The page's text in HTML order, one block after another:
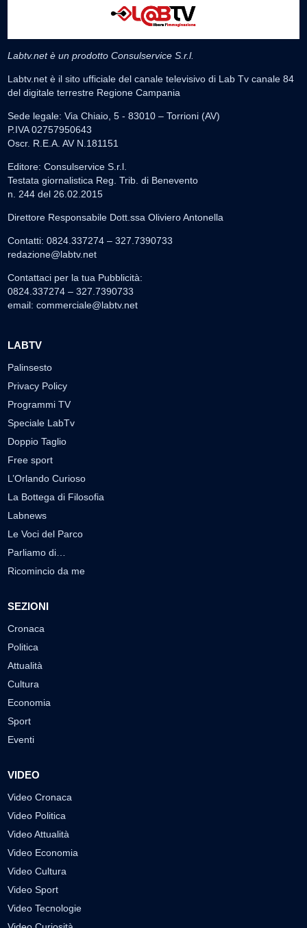
Labtv.net è un prodotto Consulservice S.r.l.
Labtv.net è il sito ufficiale del canale televisivo di Lab Tv canale 84
del digitale terrestre Regione Campania
Sede legale: Via Chiaio, 5 - 83010 – Torrioni (AV)
P.IVA 02757950643
Oscr. R.E.A. AV N.181151
Editore: Consulservice S.r.l.
Testata giornalistica Reg. Trib. di Benevento
n. 244 del 26.02.2015
Direttore Responsabile Dott.ssa Oliviero Antonella
Contatti: 0824.337274 – 327.7390733
redazione@labtv.net
Contattaci per la tua Pubblicità:
0824.337274 – 327.7390733
email: commerciale@labtv.net
LABTV
Palinsesto
Privacy Policy
Programmi TV
Speciale LabTv
Doppio Taglio
Free sport
L’Orlando Curioso
La Bottega di Filosofia
Labnews
Le Voci del Parco
Parliamo di…
Ricomincio da me
SEZIONI
Cronaca
Politica
Attualità
Cultura
Economia
Sport
Eventi
VIDEO
Video Cronaca
Video Politica
Video Attualità
Video Economia
Video Cultura
Video Sport
Video Tecnologie